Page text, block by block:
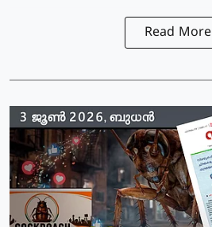
Read More